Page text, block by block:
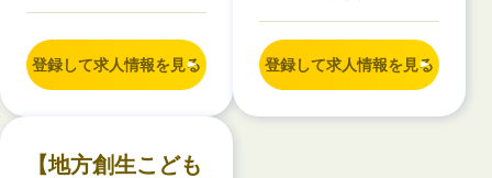
登録して求人情報を見る 登録して求人情報を見る
【地方創生こども